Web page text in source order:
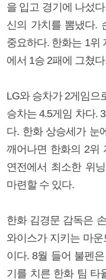
을 입고 경기에 나섰
신의 가치를 뽐냈다.
중요하다. 한화는 1위
에서 1승 2패에 그쳤
LG와 승차가 2게임으
승차는 4.5게임 차다.
다. 한화 상승세가 눈
깨어나면 한화의 2위
연전에서 최소한 위
마련할 수 있다.
한화 김경문 감독은
와이스가 지키는 마
이다. 8월 들어 불펜
기를 치른 한화 팀 타